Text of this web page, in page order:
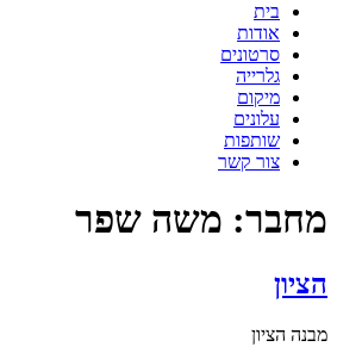
בית
אודות
סרטונים
גלרייה
מיקום
עלונים
שותפות
צור קשר
מחבר: משה שפר
הציון
מבנה הציון